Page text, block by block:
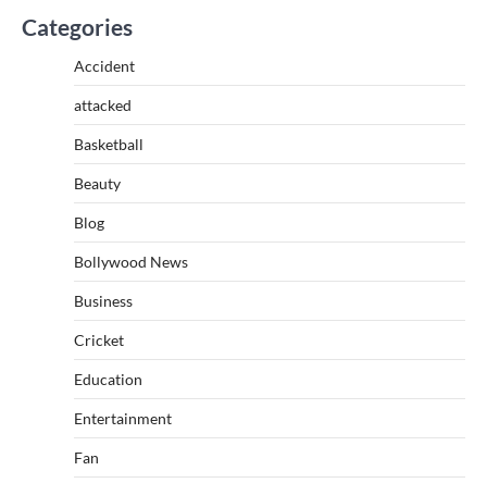
Categories
Accident
attacked
Basketball
Beauty
Blog
Bollywood News
Business
Cricket
Education
Entertainment
Fan